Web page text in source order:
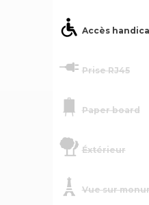
Accès
Prise RJ45
Paper board
Éxtérieur
Vue sur